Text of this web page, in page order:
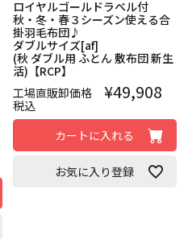
ロイヤルゴールドラベル付
秋・冬・春３シーズン使える合
掛羽毛布団♪
ダブルサイズ[af]
(秋 ダブル用 ふとん 敷布団 新生
活)【RCP】
工場直販卸価格
¥49,908
税込
カートに入れる
お気に入り登録